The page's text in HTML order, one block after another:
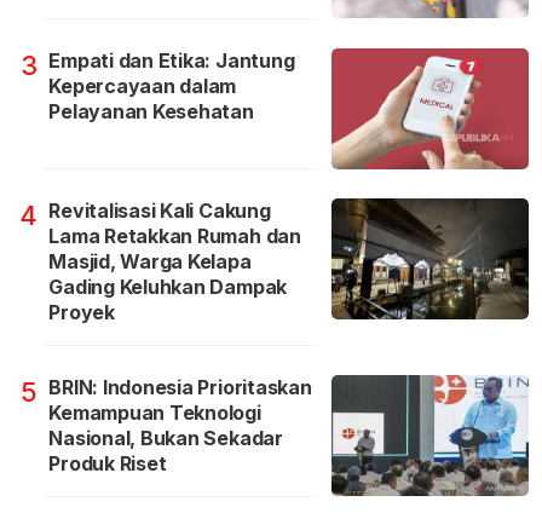
3 Empati dan Etika: Jantung
Kepercayaan dalam
Pelayanan Kesehatan
4 Revitalisasi Kali Cakung
Lama Retakkan Rumah dan
Masjid, Warga Kelapa
Gading Keluhkan Dampak
Proyek
5 BRIN: Indonesia Prioritaskan
Kemampuan Teknologi
Nasional, Bukan Sekadar
Produk Riset